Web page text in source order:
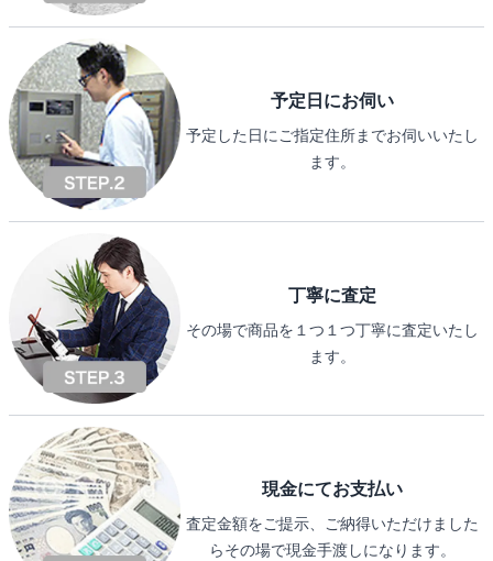
予定日にお伺い
予定した日にご指定住所までお伺いいたし
ます。
丁寧に査定
その場で商品を１つ１つ丁寧に査定いたし
ます。
現金にてお支払い
査定金額をご提示、ご納得いただけました
らその場で現金手渡しになります。